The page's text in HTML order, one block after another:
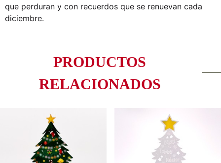
que perduran y con recuerdos que se renuevan cada
diciembre.
PRODUCTOS
RELACIONADOS